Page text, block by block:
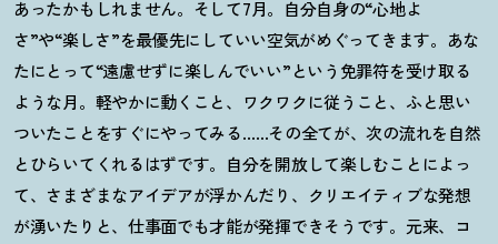
あったかもしれません。そして7月。自分自身の“心地よ
さ”や“楽しさ”を最優先にしていい空気がめぐってきます。あな
たにとって“遠慮せずに楽しんでいい”という免罪符を受け取る
ような月。軽やかに動くこと、ワクワクに従うこと、ふと思い
ついたことをすぐにやってみる……その全てが、次の流れを自然
とひらいてくれるはずです。自分を開放して楽しむことによっ
て、さまざまなアイデアが浮かんだり、クリエイティブな発想
が湧いたりと、仕事面でも才能が発揮できそうです。元来、コ